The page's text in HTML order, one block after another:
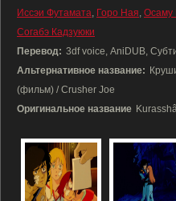
Иссэи Футамата, Горо Ная, Осаму
Согабэ Кадзуюки
Перевод: 3df voice, AniDUB,
Альтернативное название:
(фильм) / Crusher Joe
Оригинальное название